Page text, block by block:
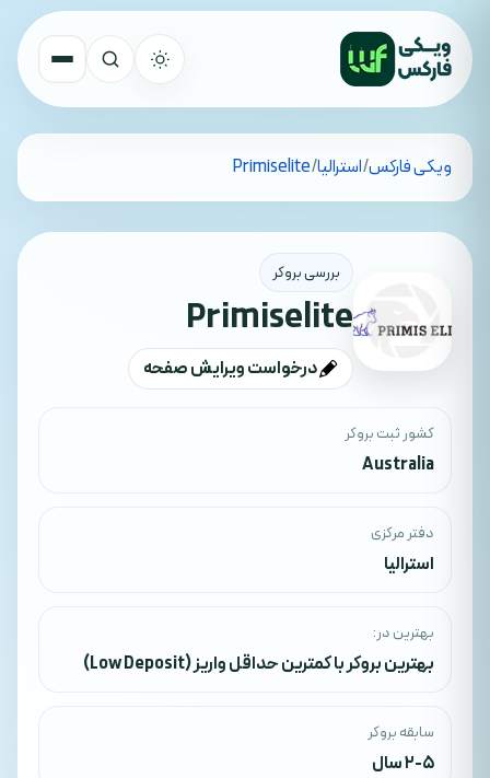
تمام کشورهاویکی فارکس/استرالیا/
Primiselite
بررسی بروکر
Primiselite
درخواست ویرایش صفحه
کشور ثبت بروکر
Australia
دفتر مرکزی
استرالیا
بهترین در:
بهترین بروکر با کمترین حداقل واریز (Low Deposit)
سابقه بروکر
2-5 سال